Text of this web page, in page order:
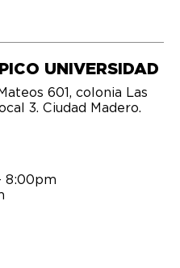
UNIVERSIDAD
601, colonia Las
3. Ciudad Madero.
8:00pm